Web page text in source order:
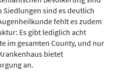
sind es deutlich
fehlt es zudem
Es gibt lediglich acht
im gesamten County, und nur
bietet
an.